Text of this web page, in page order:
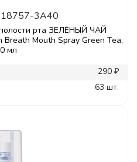
3A40
рта ЗЕЛЁНЫЙ ЧАЙ
Mouth Spray Green Tea,
мл
290 ₽
63 шт.